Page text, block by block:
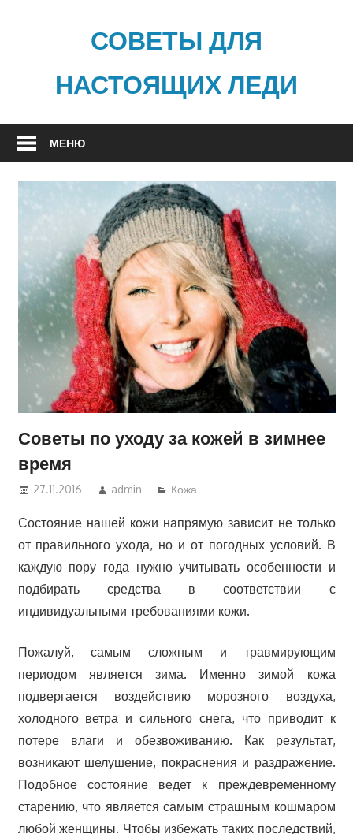
СОВЕТЫ ДЛЯ
НАСТОЯЩИХ ЛЕДИ
МЕНЮ
Советы по уходу за кожей в зимнее
время
27.11.2016 admin Кожа
Состояние нашей кожи напрямую зависит не только
от правильного ухода, но и от погодных условий. В
каждую пору года нужно учитывать особенности и
подбирать средства в соответствии с
индивидуальными требованиями кожи.
Пожалуй, самым сложным и травмирующим
периодом является зима. Именно зимой кожа
подвергается воздействию морозного воздуха,
холодного ветра и сильного снега, что приводит к
потере влаги и обезвоживанию. Как результат,
возникают шелушение, покраснения и раздражение.
Подобное состояние ведет к преждевременному
старению, что является самым страшным кошмаром
любой женщины. Чтобы избежать таких последствий,